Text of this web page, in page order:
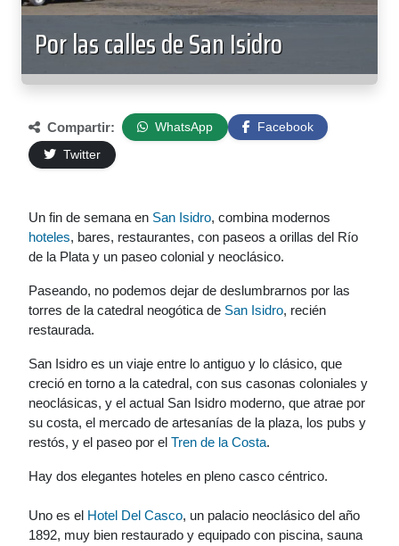
Por las calles de San Isidro
Compartir: WhatsApp
Facebook
Twitter
Un fin de semana en San Isidro, combina modernos
hoteles, bares, restaurantes, con paseos a orillas del Río
de la Plata y un paseo colonial y neoclásico.
Paseando, no podemos dejar de deslumbrarnos por las
torres de la catedral neogótica de San Isidro, recién
restaurada.
San Isidro es un viaje entre lo antiguo y lo clásico, que
creció en torno a la catedral, con sus casonas coloniales y
neoclásicas, y el actual San Isidro moderno, que atrae por
su costa, el mercado de artesanías de la plaza, los pubs y
restós, y el paseo por el Tren de la Costa.
Hay dos elegantes hoteles en pleno casco céntrico.
Uno es el Hotel Del Casco, un palacio neoclásico del año
1892, muy bien restaurado y equipado con piscina, sauna